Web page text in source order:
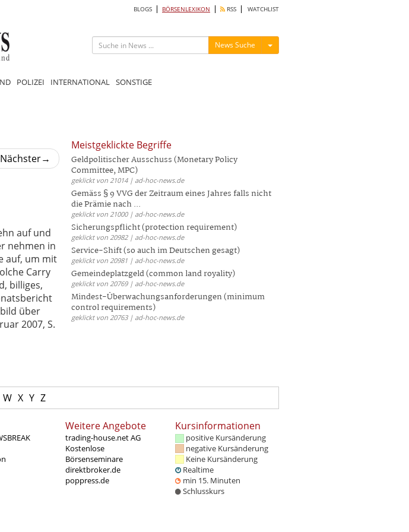
BLOGS BÖRSENLEXIKON RSS WATCHLIST
News Suche Menü ein-/ausblenden
POLIZEI INTERNATIONAL SONSTIGE
Nächster→
auf und
nehmen in
auf, um mit
Carry
billiges,
über
2007, S.
Meistgeklickte Begriffe
Geldpolitischer Ausschuss (Monetary Policy
Committee, MPC)
geklickt von 21014 | ad-hoc-news.de
Gemäss § 9 VVG der Zeitraum eines Jahres falls nicht
die Prämie nach ...
geklickt von 21000 | ad-hoc-news.de
Sicherungspflicht (protection requirement)
geklickt von 20982 | ad-hoc-news.de
Service-Shift (so auch im Deutschen gesagt)
geklickt von 20981 | ad-hoc-news.de
Gemeindeplatzgeld (common land royality)
geklickt von 20769 | ad-hoc-news.de
Mindest-Überwachungsanforderungen (minimum
control requirements)
geklickt von 20763 | ad-hoc-news.de
W X Y Z
Weitere Angebote
trading-house.net AG
Kostenlose
Börsenseminare
direktbroker.de
poppress.de
Kursinformationen
positive Kursänderung
negative Kursänderung
Keine Kursänderung
Realtime
min 15. Minuten
Schlusskurs